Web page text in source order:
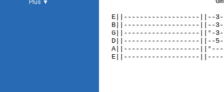
Plus ▼
E||-------------------||--
B||-------------------||--
G||-------------------||°-
D||-------------------||--
A||-------------------
E||-------------------